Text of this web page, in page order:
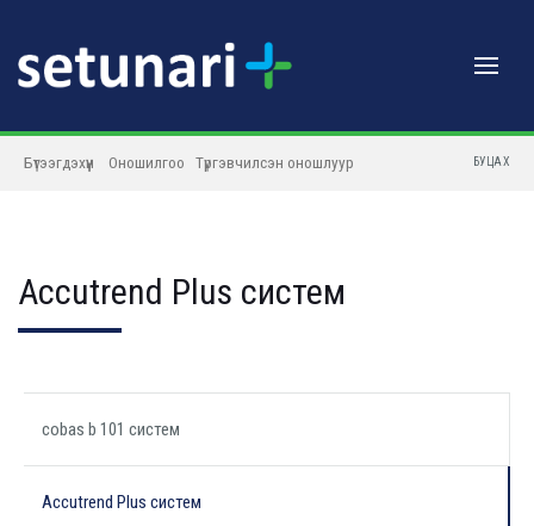
Бүтээгдэхүүн Оношилгоо Түргэвчилсэн оношлуур БУЦАХ
Accutrend Plus систем
cobas b 101 систем
Accutrend Plus систем